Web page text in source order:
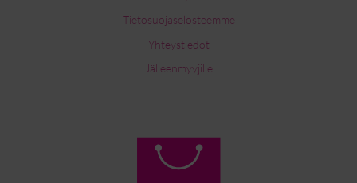
Tietosuojaselosteemme
Yhteystiedot
Jälleenmyyjille